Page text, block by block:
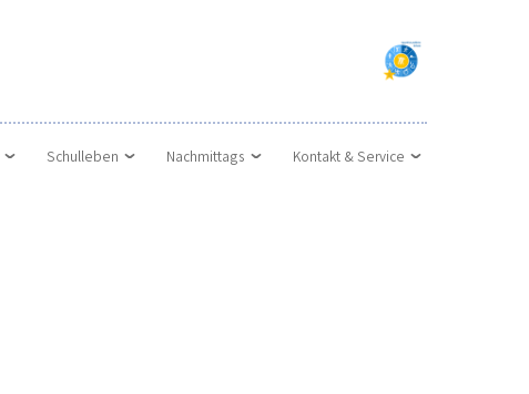
Schulleben Nachmittags Kontakt & Service